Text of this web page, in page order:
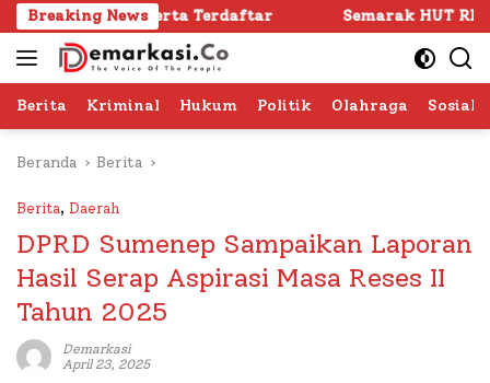
Langsung
ke
konten
Breaking News
Terdaftar Semarak HUT RI ke -81 di Sumenep
Berita Kriminal Hukum Politik Olahraga Sosial
Beranda Berita
Berita, Daerah
DPRD Sumenep Sampaikan Laporan
Hasil Serap Aspirasi Masa Reses II
Tahun 2025
Demarkasi
April 23, 2025